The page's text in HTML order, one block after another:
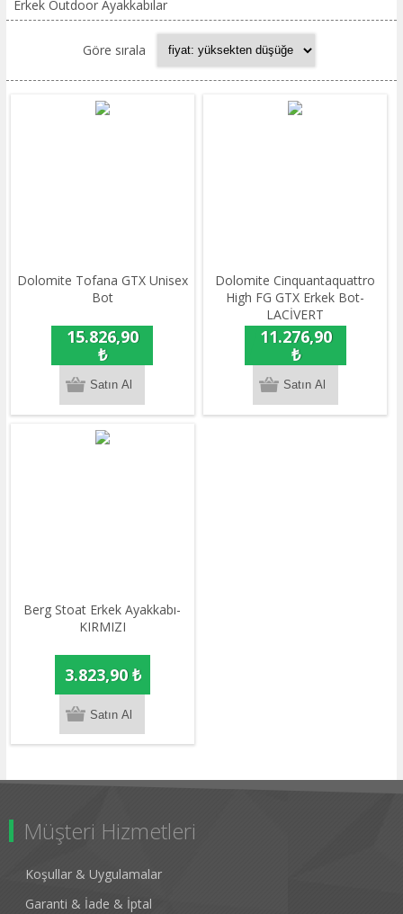
Erkek Outdoor Ayakkabılar
Göre sırala
Dolomite Tofana GTX Unisex
Bot
15.826,90
₺
Dolomite Cinquantaquattro
High FG GTX Erkek Bot-
LACİVERT
11.276,90
₺
Berg Stoat Erkek Ayakkabı-
KIRMIZI
3.823,90 ₺
Müşteri Hizmetleri
Koşullar & Uygulamalar
Garanti & İade & İptal